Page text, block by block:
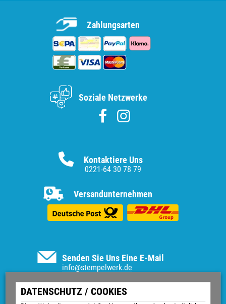
DATENSCHUTZ / COOKIES
Senden Sie Uns Eine E-Mail
info@stempelwerk.de
Informationen
Kontaktiere Uns
0221-64 30 78 79
Versandunternehmen
Zahlungsarten
Soziale Netzwerke